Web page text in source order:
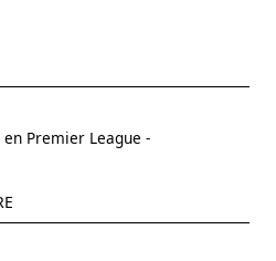
Premier League -